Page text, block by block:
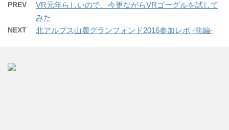
PREV
VR元年らしいので、今更ながらVRゴーグルを試して
みた
NEXT 北アルプス山麓グランフォンド2016参加レポ -前編-